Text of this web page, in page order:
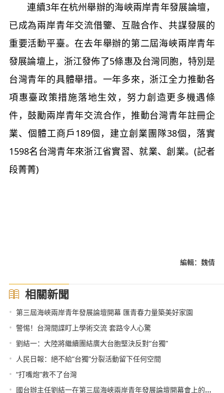
連續3年在杭州舉辦的海峽兩岸青年發展論壇，
已成為兩岸青年交流借鑒、互融合作、共謀發展的
重要活動平臺。在去年舉辦的第二屆海峽兩岸青年
發展論壇上，浙江發佈了5條惠及台灣同胞，特別是
台灣青年的具體舉措。一年多來，浙江全力推動各
項惠臺政策措施落地生效，努力創造更多機遇條
件，鼓勵兩岸青年交流合作，推動台灣青年註冊企
業、個體工商戶189個，建立創業團隊38個，落實
1598名台灣青年來浙江省實習、就業、創業。(記者
段菁菁)
編輯：魏倩
相關新聞
• 第三屆海峽兩岸青年發展論壇開幕 匯青春力量築美好家園
• 警惕！台灣間諜盯上學術交流 套路令人心驚
• 劉結一：大陸將繼續團結廣大台胞堅決反對“台獨”
• 人民日報：絕不給“台獨”分裂活動留下任何空間
• “打嘴炮”救不了台灣
• 國台辦主任劉結一在第三屆海峽兩岸青年發展論壇開幕會上的致辭（全文）